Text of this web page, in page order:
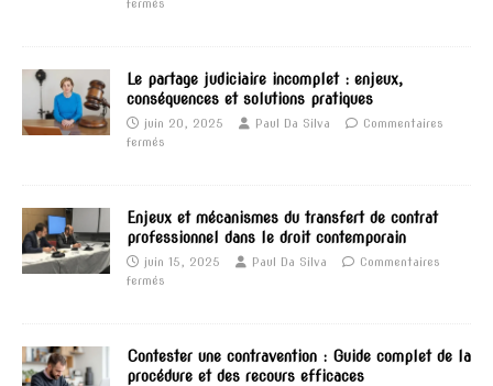
Le partage judiciaire incomplet : enjeux,
conséquences et solutions pratiques
juin 20, 2025 Paul Da Silva
Commentaires
fermés
Enjeux et mécanismes du transfert de contrat
professionnel dans le droit contemporain
juin 15, 2025 Paul Da Silva
Commentaires
fermés
Contester une contravention : Guide complet de la
procédure et des recours efficaces